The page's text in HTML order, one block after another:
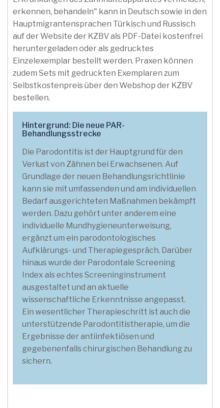
erkennen, behandeln" kann in Deutsch sowie in den
Hauptmigrantensprachen Türkisch und Russisch
auf der Website der KZBV als PDF-Datei kostenfrei
heruntergeladen oder als gedrucktes
Einzelexemplar bestellt werden. Praxen können
zudem Sets mit gedruckten Exemplaren zum
Selbstkostenpreis über den Webshop der KZBV
bestellen.
Hintergrund: Die neue PAR-
Behandlungsstrecke
Die Parodontitis ist der Hauptgrund für den
Verlust von Zähnen bei Erwachsenen. Auf
Grundlage der neuen Behandlungsrichtlinie
kann sie mit umfassenden und am individuellen
Bedarf ausgerichteten Maßnahmen bekämpft
werden. Dazu gehört unter anderem eine
individuelle Mundhygieneunterweisung,
ergänzt um ein parodontologisches
Aufklärungs- und Therapiegespräch. Darüber
hinaus wurde der Parodontale Screening
Index als echtes Screeninginstrument
ausgestaltet und an aktuelle
wissenschaftliche Erkenntnisse angepasst.
Ein wesentlicher Therapieschritt ist auch die
unterstützende Parodontitistherapie, um die
Ergebnisse der antiinfektiösen und
gegebenenfalls chirurgischen Behandlung zu
sichern.